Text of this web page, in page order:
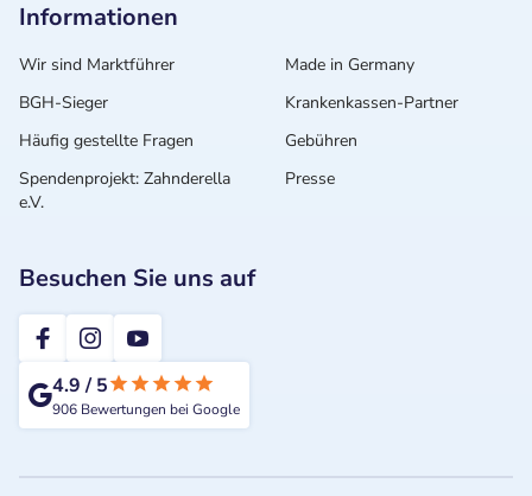
Informationen
Wir sind Marktführer
Made in Germany
BGH-Sieger
Krankenkassen-Partner
Häufig gestellte Fragen
Gebühren
Spendenprojekt: Zahnderella
e.V.
Presse
Besuchen Sie uns auf
2te-ZahnarztMeinung
4.9/5
906 Bewertungen bei Google